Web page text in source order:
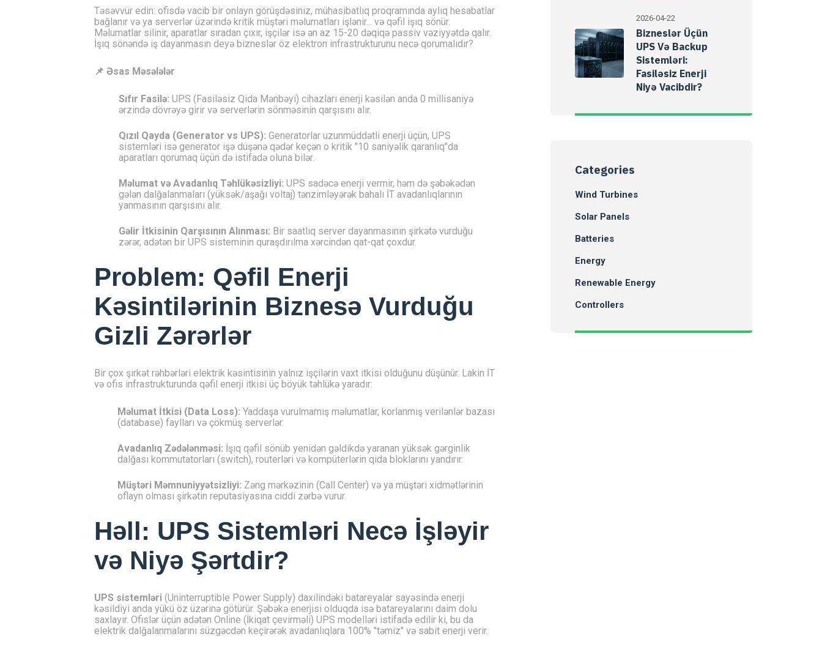
Təsəvvür edin: ofisdə vacib bir onlayn görüşdəsiniz, mühasibatlıq proqramında aylıq hesabatlar
bağlanır və ya serverlər üzərində kritik müştəri məlumatları işlənir... və qəfil işıq sönür.
Məlumatlar silinir, aparatlar sıradan çıxır, işçilər isə ən az 15-20 dəqiqə passiv vəziyyətdə qalır.
İşıq sönəndə iş dayanmasın deyə bizneslər öz elektron infrastrukturunu necə qorumalıdır?
📌 Əsas Məsələlər
Sıfır Fasilə: UPS (Fasiləsiz Qida Mənbəyi) cihazları enerji kəsilən anda 0 millisaniyə
ərzində dövrəyə girir və serverlərin sönməsinin qarşısını alır.
Qızıl Qayda (Generator vs UPS): Generatorlar uzunmüddətli enerji üçün, UPS
sistemləri isə generator işə düşənə qədər keçən o kritik "10 saniyəlik qaranlıq"da
aparatları qorumaq üçün də istifadə oluna bilər.
Məlumat və Avadanlıq Təhlükəsizliyi: UPS sadəcə enerji vermir, həm də şəbəkədən
gələn dalğalanmaları (yüksək/aşağı voltaj) tənzimləyərək bahalı İT avadanlıqlarının
yanmasının qarşısını alır.
Gəlir İtkisinin Qarşısının Alınması: Bir saatlıq server dayanmasının şirkətə vurduğu
zərər, adətən bir UPS sisteminin quraşdırılma xərcindən qat-qat çoxdur.
Problem: Qəfil Enerji
Kəsintilərinin Biznesə Vurduğu
Gizli Zərərlər
Bir çox şirkət rəhbərləri elektrik kəsintisinin yalnız işçilərin vaxt itkisi olduğunu düşünür. Lakin İT
və ofis infrastrukturunda qəfil enerji itkisi üç böyük təhlükə yaradır:
Məlumat İtkisi (Data Loss): Yaddaşa vurulmamış məlumatlar, korlanmış verilənlər bazası
(database) faylları və çökmüş serverlər.
Avadanlıq Zədələnməsi: İşıq qəfil sönüb yenidən gəldikdə yaranan yüksək gərginlik
dalğası kommutatorları (switch), routerləri və kompüterlərin qida bloklarını yandırır.
Müştəri Məmnuniyyətsizliyi: Zəng mərkəzinin (Call Center) və ya müştəri xidmətlərinin
oflayn olması şirkətin reputasiyasına ciddi zərbə vurur.
Həll: UPS Sistemləri Necə İşləyir
və Niyə Şərtdir?
UPS sistemləri (Uninterruptible Power Supply) daxilindəki batareyalar sayəsində enerji
kəsildiyi anda yükü öz üzərinə götürür. Şəbəkə enerjisi olduqda isə batareyalarını daim dolu
saxlayır. Ofislər üçün adətən Online (İkiqat çevirməli) UPS modelləri istifadə edilir ki, bu da
elektrik dalğalanmalarını süzgəcdən keçirərək avadanlıqlara 100% "təmiz" və sabit enerji verir.
2026-04-22
Bizneslər Üçün
UPS Və Backup
Sistemləri:
Fasiləsiz Enerji
Niyə Vacibdir?
Categories
Wind Turbines
Solar Panels
Batteries
Energy
Renewable Energy
Controllers